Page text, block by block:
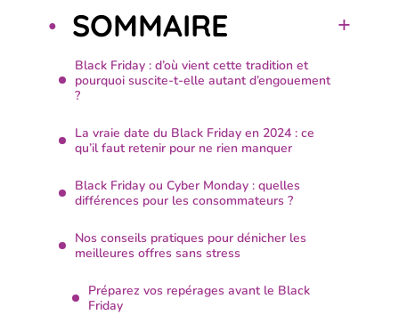
SOMMAIRE
Black Friday : d’où vient cette tradition et
pourquoi suscite-t-elle autant d’engouement
?
La vraie date du Black Friday en 2024 : ce
qu’il faut retenir pour ne rien manquer
Black Friday ou Cyber Monday : quelles
différences pour les consommateurs ?
Nos conseils pratiques pour dénicher les
meilleures offres sans stress
Préparez vos repérages avant le Black
Friday